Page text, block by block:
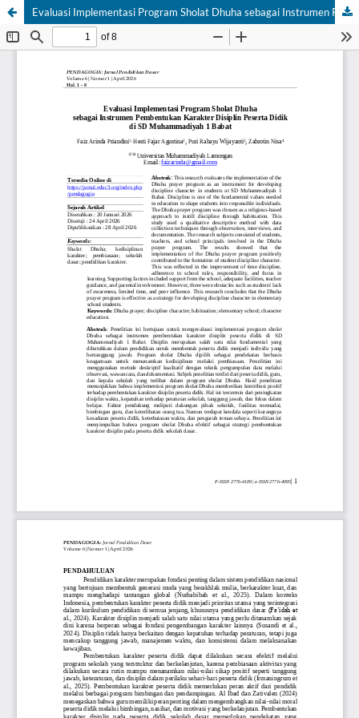
Evaluasi Implementasi Program Sholat Dhuha sebagai Instrumen Pembentukan Karakter Disiplin Peserta Didik di SD Muhammadiyah 1 Babat